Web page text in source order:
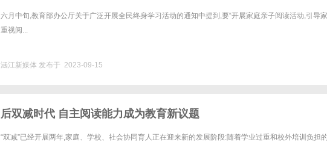
六月中旬,教育部办公厅关于广泛开展全民终身学习活动的通知中提到,要“开展家庭亲子阅读活动,引导
重视阅...
涵江新媒体 发布于 2023-09-15
后双减时代 自主阅读能力成为教育新议题
“双减”已经开展两年,家庭、学校、社会协同育人正在迎来新的发展阶段:随着学业过重和校外培训负担